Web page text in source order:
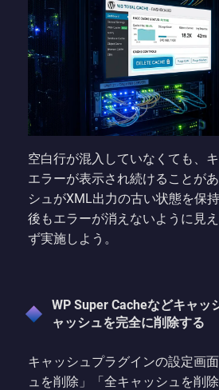
空白行が混入していなくても、
エラーが表示され続けることが
シュがXML出力の古い状態を保
後もエラーが消えないように見
ず実施しよう。
WP Super Cacheなどキャッ
ャッシュを完全に削除する
キャッシュプラグインの設定画
ュを削除」「全キャッシュを削